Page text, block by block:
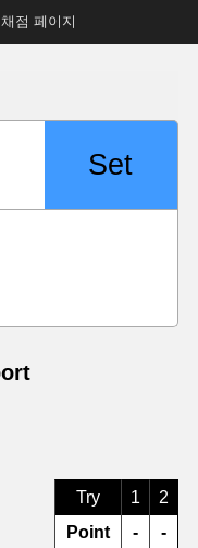
점 페이지
Try
Point
1
-
2
-